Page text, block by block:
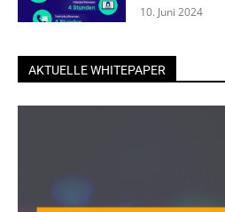
10. Juni 2024
AKTUELLE WHITEPAPER